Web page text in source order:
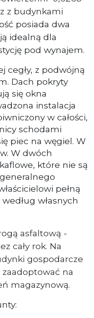
z budynkami
posiada dwa
idealną dla
pod wynajem.
cegły, z podwójną
Dach pokryty
się okna
instalacja
w całości,
schodami
piec na węgiel. W
W dwóch
które nie są
pełną
własnych
asfaltową -
cały rok. Na
gospodarcze
na
magazynową.